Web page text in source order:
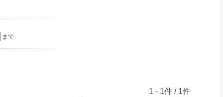
まで
1 - 1件 / 1件